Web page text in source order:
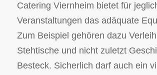
Catering Viernheim bietet für
Veranstaltungen das adäquate
Zum Beispiel gehören dazu
Stehtische und nicht zuletzt
Besteck. Sicherlich darf auch ein